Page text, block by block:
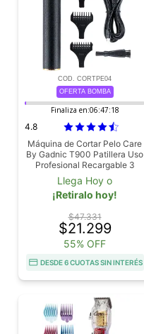
COD. CORTPE04
OFERTA BOMBA
Finaliza en:06:47:17
4.8
Máquina de Cortar Pelo Care
By Gadnic T900 Patillera Uso
Profesional Recargable 3
Peines
Llega Hoy o
¡Retiralo hoy!
$47.331
$21.299
55% OFF
DESDE 6 CUOTAS SIN INTERÉS